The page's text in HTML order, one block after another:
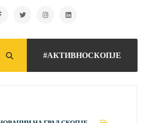
#АКТИВНОСКОПЈЕ